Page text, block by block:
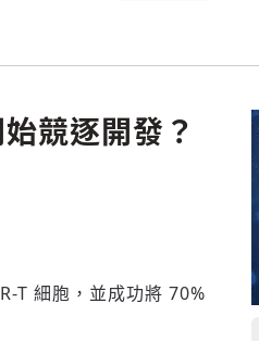
競逐開發？
T 細胞，並成功將 70%